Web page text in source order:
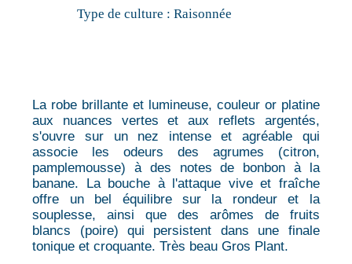
Type de culture : Raisonnée
La robe brillante et lumineuse, couleur or platine
aux nuances vertes et aux reflets argentés,
s'ouvre sur un nez intense et agréable qui
associe les odeurs des agrumes (citron,
pamplemousse) à des notes de bonbon à la
banane. La bouche à l'attaque vive et fraîche
offre un bel équilibre sur la rondeur et la
souplesse, ainsi que des arômes de fruits
blancs (poire) qui persistent dans une finale
tonique et croquante. Très beau Gros Plant.